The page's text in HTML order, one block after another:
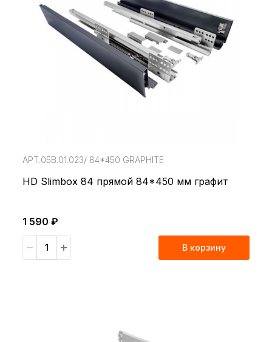
АРТ.05В.01.023/ 84*450 GRAPHITE
HD Slimbox 84 прямой 84*450 мм графит
1 590 ₽
В корзину